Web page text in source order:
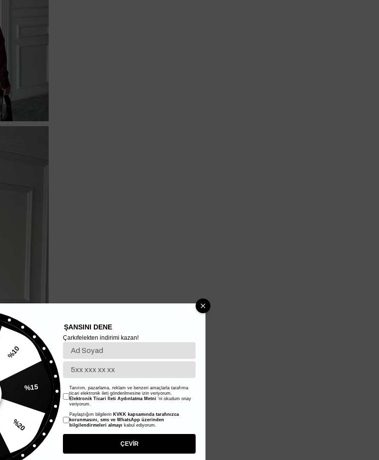
%10
%20
ŞANSINI DENE
Çarkıfelekten indirimi kazan!
Tanıtım, pazarlama, reklam ve benzeri amaçlarla tarafıma
ticari elektronik ileti gönderilmesine izin veriyorum.
Elektronik Ticari İleti Aydınlatma Metni 'ni okudum onay
veriyorum.
Paylaştığım bilgilerin KVKK kapsamında tarafınızca
korunmasını, sms ve WhatsApp üzerinden
bilgilendirmeleri almayı kabul ediyorum.
ÇEVİR